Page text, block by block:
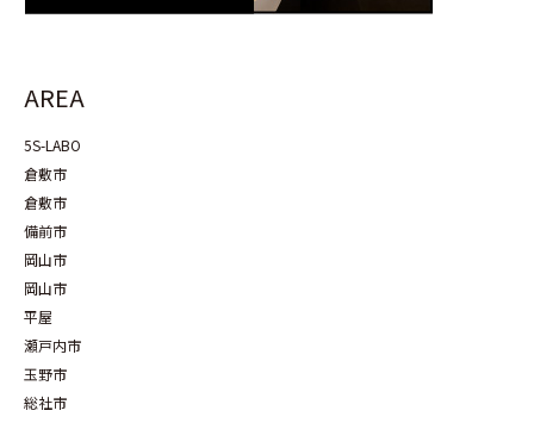
AREA
5S-LABO
倉敷市
倉敷市
備前市
岡山市
岡山市
平屋
瀬戸内市
玉野市
総社市